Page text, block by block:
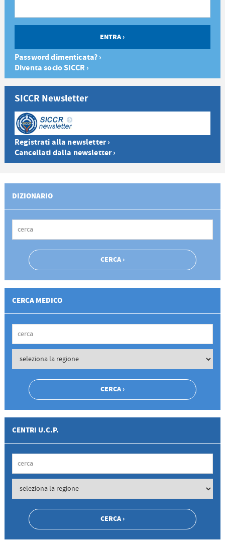
Password dimenticata? ›
Diventa socio SICCR ›
SICCR Newsletter
Registrati alla newsletter ›
Cancellati dalla newsletter ›
DIZIONARIO
CERCA MEDICO
CENTRI U.C.P.